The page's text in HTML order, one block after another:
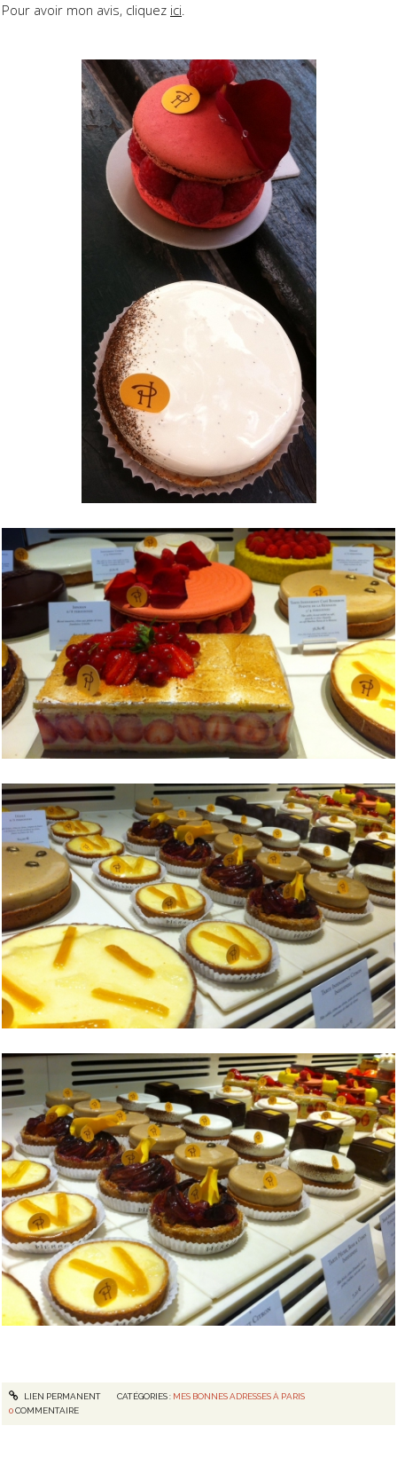
Pour avoir mon avis, cliquez ici.
LIEN PERMANENT CATÉGORIES : MES BONNES ADRESSES À PARIS
0COMMENTAIRE